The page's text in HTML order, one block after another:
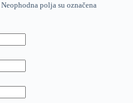
Neophodna polja su označena